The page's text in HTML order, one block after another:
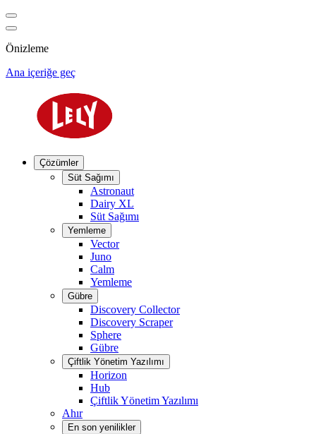
Önizleme
Ana içeriğe geç
Çözümler
Süt Sağımı
Astronaut
Dairy XL
Süt Sağımı
Yemleme
Vector
Juno
Calm
Yemleme
Gübre
Discovery Collector
Discovery Scraper
Sphere
Gübre
Çiftlik Yönetim Yazılımı
Horizon
Hub
Çiftlik Yönetim Yazılımı
Ahır
En son yenilikler